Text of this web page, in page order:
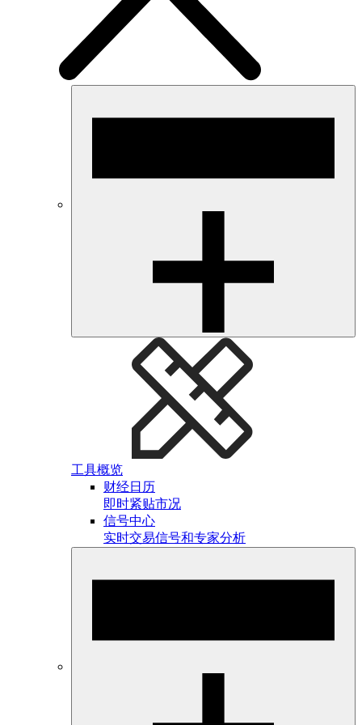
工具概览
财经日历
即时紧贴市况
信号中心
实时交易信号和专家分析